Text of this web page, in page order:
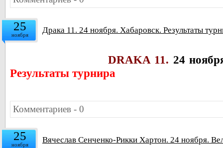
25
ноября Драка 11. 24 ноября. Хабаровск. Результаты
DRAKA 11. 24
Результаты турнира
Комментариев - 0
25
ноября Вячеслав Сенченко-Рикки Хартон. 24 ноября.